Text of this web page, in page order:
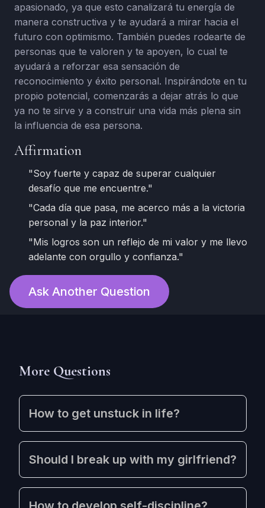
apasionado, ya que esto canalizará tu energía de
manera constructiva y te ayudará a mirar hacia el
futuro con optimismo. También puedes rodearte de
personas que te valoren y te apoyen, lo cual te
ayudará a reforzar esa sensación de
reconocimiento y éxito personal. Inspirándote en tu
propio potencial, comenzarás a dejar atrás lo que
ya no te sirve y a construir una vida más plena sin
la influencia de esa persona.
Affirmation
"Soy fuerte y capaz de superar cualquier
desafío que me encuentre."
"Cada día que pasa, me acerco más a la victoria
personal y la paz interior."
"Mis logros son un reflejo de mi valor y me llevo
adelante con orgullo y confianza."
Ask Another Question
More Questions
How to get unstuck in life?
Should I break up with my girlfriend?